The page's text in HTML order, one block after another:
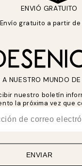
ENVIÓ GRATUITO
Envío gratuito a partir
A NUESTRO MUNDO DE
nuestro boletín
la próxima vez que
ENVIAR